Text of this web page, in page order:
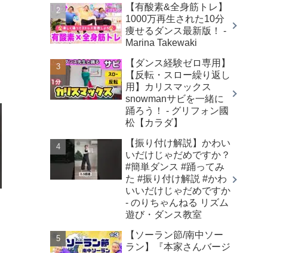
【有酸素&全身筋トレ】
1000万再生された10分
痩せるダンス最新版！ -
Marina Takewaki
【ダンス経験ゼロ専用】
【反転・スロー繰り返し
用】カリスマックス
snowmanサビを一緒に
踊ろう！ - グリフォン國
松【カラダ】
【振り付け解説】かわい
いだけじゃだめですか？
#簡単ダンス #踊ってみ
た #振り付け解説 #かわ
いいだけじゃだめですか
- のりちゃんねる リズム
遊び・ダンス教室
【ソーラン節/南中ソー
ラン】『本家さんバージ